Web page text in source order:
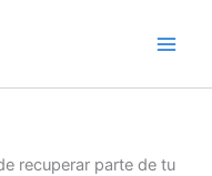
recuperar parte de tu